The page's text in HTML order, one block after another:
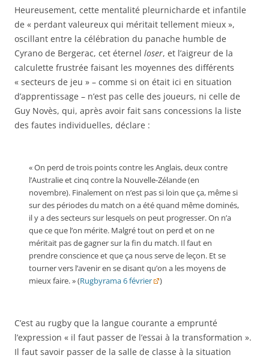
Heureusement, cette mentalité pleurnicharde et infantile
de « perdant valeureux qui méritait tellement mieux »,
oscillant entre la célébration du panache humble de
Cyrano de Bergerac, cet éternel loser, et l’aigreur de la
calculette frustrée faisant les moyennes des différents
« secteurs de jeu » – comme si on était ici en situation
d’apprentissage – n’est pas celle des joueurs, ni celle de
Guy Novès, qui, après avoir fait sans concessions la liste
des fautes individuelles, déclare :
« On perd de trois points contre les Anglais, deux contre
l’Australie et cinq contre la Nouvelle-Zélande (en
novembre). Finalement on n’est pas si loin que ça, même si
sur des périodes du match on a été quand même dominés,
il y a des secteurs sur lesquels on peut progresser. On n’a
que ce que l’on mérite. Malgré tout on perd et on ne
méritait pas de gagner sur la fin du match. Il faut en
prendre conscience et que ça nous serve de leçon. Et se
tourner vers l’avenir en se disant qu’on a les moyens de
mieux faire. » (Rugbyrama 6 février )
C’est au rugby que la langue courante a emprunté
l’expression « il faut passer de l’essai à la transformation ».
Il faut savoir passer de la salle de classe à la situation